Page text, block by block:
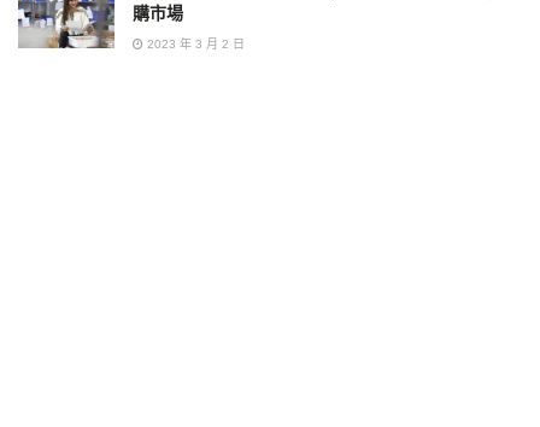
購市場
2023 年 3 月 2 日